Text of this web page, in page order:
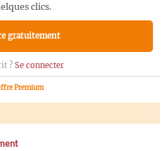
clics.
gratuitement
? Se connecter
Premium